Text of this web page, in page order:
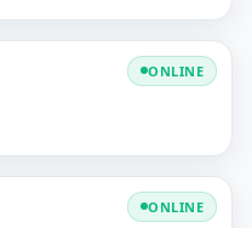
ONLINE
ONLINE